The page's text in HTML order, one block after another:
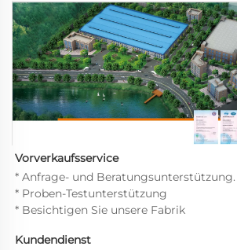
Vorverkaufsservice
* Anfrage- und Beratungsunterstützung.
* Proben-Testunterstützung
* Besichtigen Sie unsere Fabrik
Kundendienst